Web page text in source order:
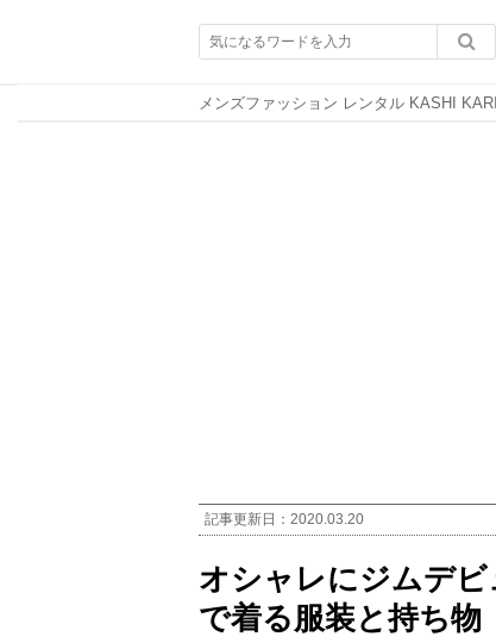
メンズファッション レンタル KASHI
記事更新日： 2020.03.20
オシャレにジムデ
で着る服装と持ち物